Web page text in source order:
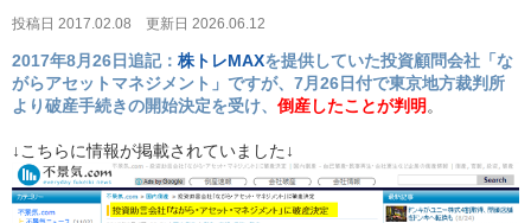
投稿日 2017.02.08 更新日 2026.06.12
2017年8月26日追記： 株トレMAXを提供していた投資顧問会社「な
がらアセットマネジメント」ですが、7月26日付で東京地方裁判所
より破産手続きの開始決定を受け、 倒産したことが判明 。
↓こちらに情報が掲載されていました↓